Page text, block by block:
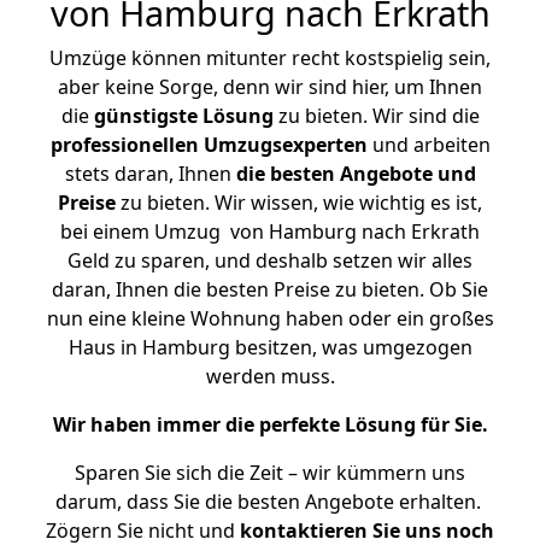
von Hamburg nach Erkrath
Umzüge können mitunter recht kostspielig sein,
aber keine Sorge, denn wir sind hier, um Ihnen
diegünstigste Lösung zu bieten. Wir sind die
professionellen Umzugsexperten und arbeiten
stets daran, Ihnen die besten Angebote und
Preisezu bieten. Wir wissen, wie wichtig es ist,
bei einem Umzug von Hamburg nach Erkrath
Geld zu sparen, und deshalb setzen wir alles
daran, Ihnen die besten Preise zu bieten. Ob Sie
nun eine kleine Wohnung haben oder ein großes
Haus in Hamburg besitzen, was umgezogen
werden muss.
Wir haben immer die perfekte Lösung für Sie.
Sparen Sie sich die Zeit – wir kümmern uns
darum, dass Sie die besten Angebote erhalten.
Zögern Sie nicht und kontaktieren Sie uns noch